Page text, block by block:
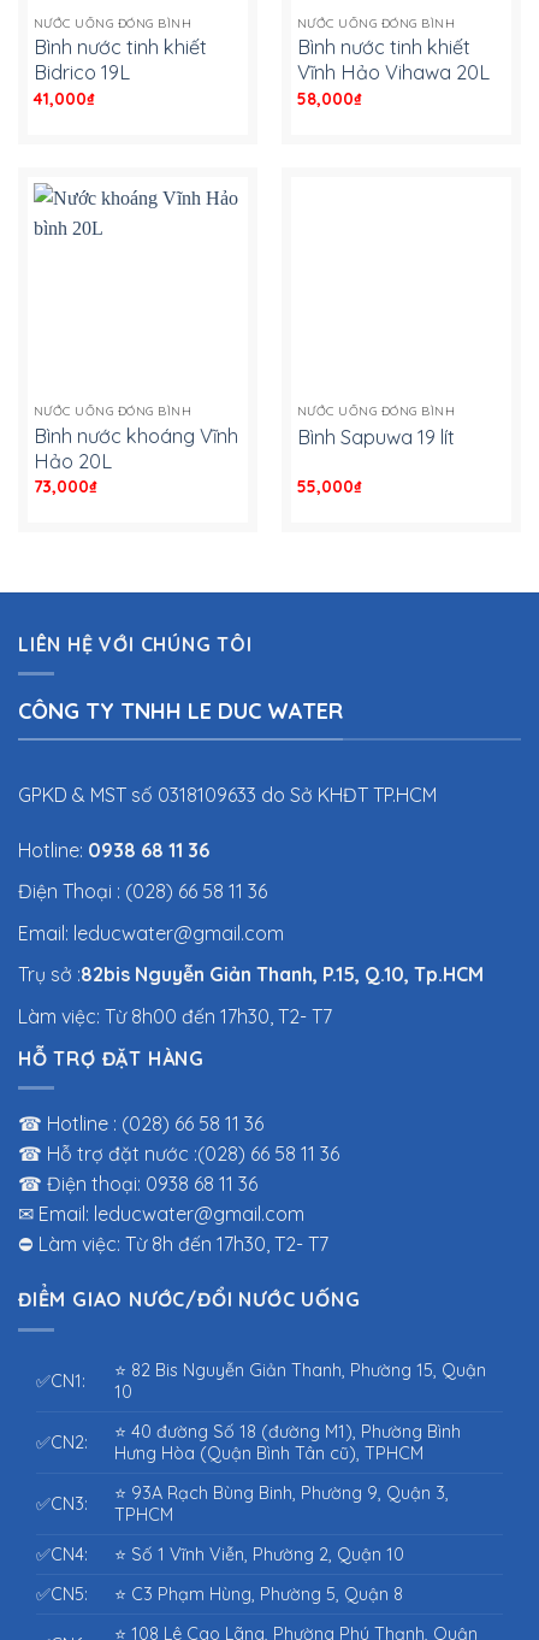
NƯỚC UỐNG ĐÓNG BÌNH
Bình nước tinh khiết
Bidrico 19L
41,000₫-
NƯỚC UỐNG ĐÓNG BÌNH
Bình nước tinh khiết
Vĩnh Hảo Vihawa 20L
58,000₫-
NƯỚC UỐNG ĐÓNG BÌNH
Bình nước khoáng Vĩnh
Hảo 20L
73,000₫-
NƯỚC UỐNG ĐÓNG BÌNH
Bình Sapuwa 19 lít
55,000₫-
LIÊN HỆ VỚI CHÚNG TÔI
CÔNG TY TNHH LE DUC WATER
GPKD & MST số 0318109633 do Sở KHĐT TP.HCM
Hotline: 0938 68 11 36
Điện Thoại : (028) 66 58 11 36
Email: leducwater@gmail.com
Trụ sở :82bis Nguyễn Giản Thanh, P.15, Q.10, Tp.HCM
Làm việc: Từ 8h00 đến 17h30, T2- T7
HỖ TRỢ ĐẶT HÀNG
☎ Hotline : (028) 66 58 11 36
☎ Hỗ trợ đặt nước :(028) 66 58 11 36
☎ Điện thoại: 0938 68 11 36
✉ Email: leducwater@gmail.com
⛔ Làm việc: Từ 8h đến 17h30, T2- T7
ĐIỂM GIAO NƯỚC/ĐỔI NƯỚC UỐNG
✅CN1:
⭐ 82 Bis Nguyễn Giản Thanh, Phường 15, Quận
10
✅CN2:
⭐ 40 đường Số 18 (đường M1), Phường Bình
Hưng Hòa (Quận Bình Tân cũ), TPHCM
✅CN3:
⭐ 93A Rạch Bùng Binh, Phường 9, Quận 3,
TPHCM
✅CN4:
⭐ Số 1 Vĩnh Viễn, Phường 2, Quận 10
✅CN5:
⭐ C3 Phạm Hùng, Phường 5, Quận 8
⭐ 108 Lê Cao Lãng, Phường Phú Thạnh, Quận